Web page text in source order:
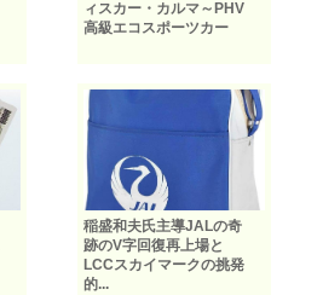
ィスカー・カルマ～PHV
高級エコスポーツカー
稲盛和夫氏主導JALの奇
跡のV字回復再上場と
LCCスカイマークの挑発
的...